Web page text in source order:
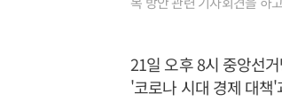
21일 오후 8시 중앙선
'코로나 시대 경제 대책